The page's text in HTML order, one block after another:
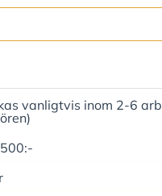
vanligtvis inom 2-6